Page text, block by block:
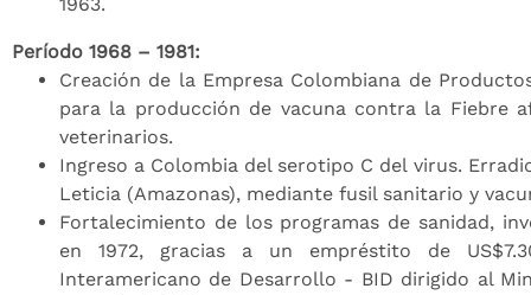
Período 1968 – 1981:
Creación de la Empresa Colombiana de
para la producción de vacuna contra la Fiebre
veterinarios.
Ingreso a Colombia del serotipo C del virus.
Leticia (Amazonas), mediante fusil sanitario y
Fortalecimiento de los programas de sanidad,
en 1972, gracias a un empréstito de
Interamericano de Desarrollo - BID dirigido al